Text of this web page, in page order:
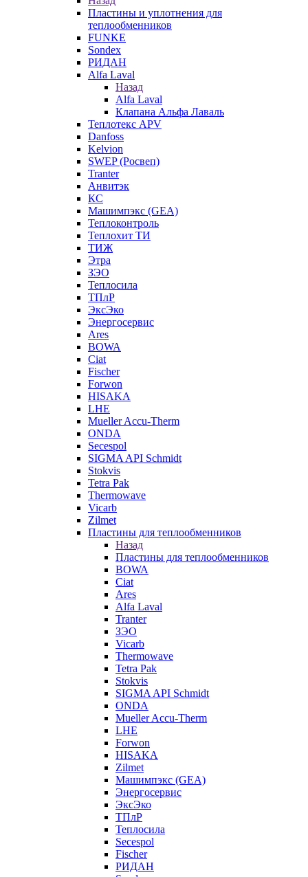
Пластины и уплотнения для
теплообменников
FUNKE
Sondex
РИДАН
Alfa Laval
Назад
Alfa Laval
Клапана Альфа Лаваль
Теплотекс APV
Danfoss
Kelvion
SWEP (Росвеп)
Tranter
Анвитэк
КС
Машимпэкс (GEA)
Теплоконтроль
Теплохит ТИ
ТИЖ
Этра
ЗЭО
Теплосила
ТПлР
ЭксЭко
Энергосервис
Ares
BOWA
Ciat
Fischer
Forwon
HISAKA
LHE
Mueller Accu-Therm
ONDA
Secespol
SIGMA API Schmidt
Stokvis
Tetra Pak
Thermowave
Vicarb
Zilmet
Пластины для теплообменников
Назад
Пластины для теплообменников
BOWA
Ciat
Ares
Alfa Laval
Tranter
ЗЭО
Vicarb
Thermowave
Tetra Pak
Stokvis
SIGMA API Schmidt
ONDA
Mueller Accu-Therm
LHE
Forwon
HISAKA
Zilmet
Машимпэкс (GEA)
Энергосервис
ЭксЭко
ТПлР
Теплосила
Secespol
Fischer
РИДАН